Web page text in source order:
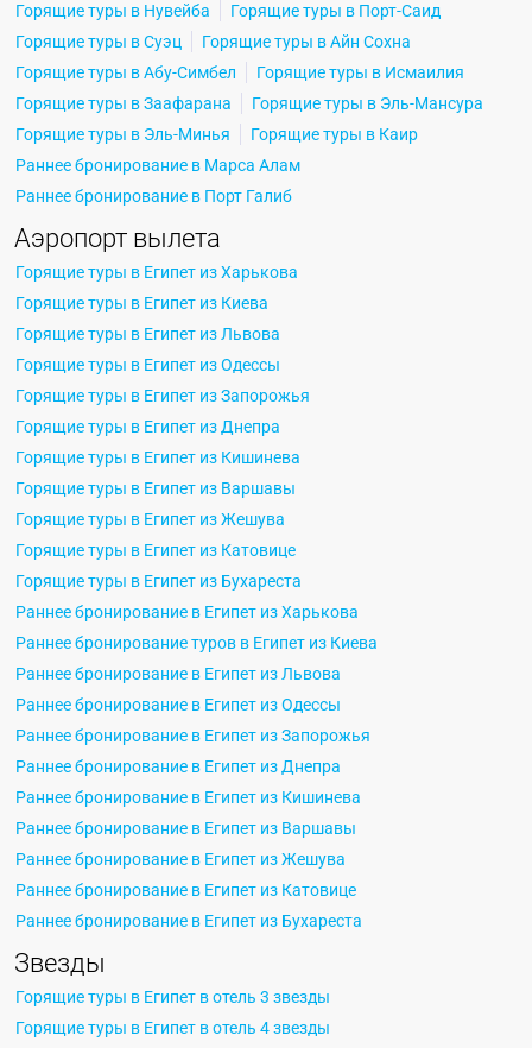
Горящие туры в Нувейба
Горящие туры в Порт-Саид
Горящие туры в Суэц
Горящие туры в Айн Сохна
Горящие туры в Абу-Симбел
Горящие туры в Исмаилия
Горящие туры в Заафарана
Горящие туры в Эль-Мансура
Горящие туры в Эль-Минья
Горящие туры в Каир
Раннее бронирование в Марса Алам
Раннее бронирование в Порт Галиб
Аэропорт вылета
Горящие туры в Египет из Харькова
Горящие туры в Египет из Киева
Горящие туры в Египет из Львова
Горящие туры в Египет из Одессы
Горящие туры в Египет из Запорожья
Горящие туры в Египет из Днепра
Горящие туры в Египет из Кишинева
Горящие туры в Египет из Варшавы
Горящие туры в Египет из Жешува
Горящие туры в Египет из Катовице
Горящие туры в Египет из Бухареста
Раннее бронирование в Египет из Харькова
Раннее бронирование туров в Египет из Киева
Раннее бронирование в Египет из Львова
Раннее бронирование в Египет из Одессы
Раннее бронирование в Египет из Запорожья
Раннее бронирование в Египет из Днепра
Раннее бронирование в Египет из Кишинева
Раннее бронирование в Египет из Варшавы
Раннее бронирование в Египет из Жешува
Раннее бронирование в Египет из Катовице
Раннее бронирование в Египет из Бухареста
Звезды
Горящие туры в Египет в отель 3 звезды
Горящие туры в Египет в отель 4 звезды